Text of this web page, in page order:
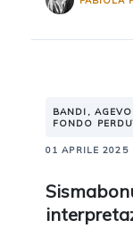
BANDI,
FONDO
01 APRILE 2025